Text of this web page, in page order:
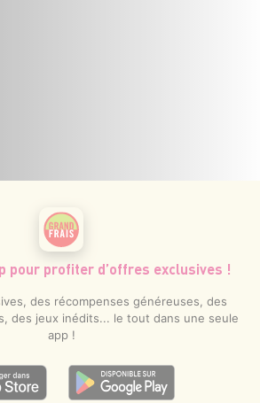
pour profiter d’offres exclusives !
des récompenses généreuses, des
des jeux inédits... le tout dans une seule
app !